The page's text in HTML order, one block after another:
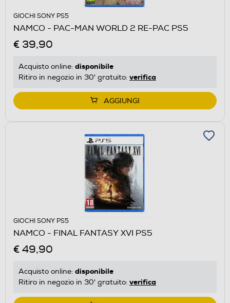
GIOCHI SONY PS5
NAMCO - PAC-MAN WORLD 2 RE-PAC PS5
€ 39,90
Acquisto online: disponibile
Ritiro in negozio in 30' gratuito: verifica
AGGIUNGI
GIOCHI SONY PS5
NAMCO - FINAL FANTASY XVI PS5
€ 49,90
Acquisto online: disponibile
Ritiro in negozio in 30' gratuito: verifica